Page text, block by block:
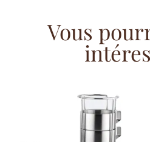
Vous